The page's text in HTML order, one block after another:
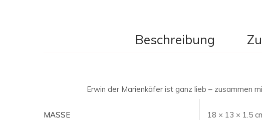
Beschreibung
Erwin der Marienkäfer ist ganz lieb – zusammen
MASSE 18 × 13 × 1.5